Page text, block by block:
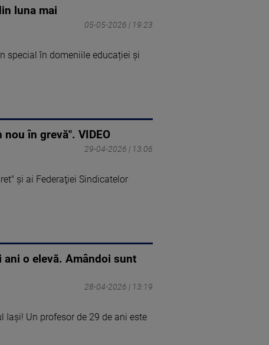
luna mai
05-05-2026 | 19:23
special în domeniile educației și
în grevă". VIDEO
29-04-2026 | 13:06
şi ai Federaţiei Sindicatelor
o elevă. Amândoi sunt
28-04-2026 | 13:19
Iași! Un profesor de 29 de ani este